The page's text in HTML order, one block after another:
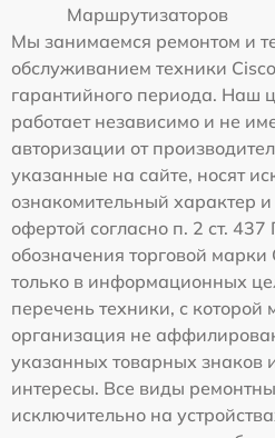
Маршрутизаторов
Мы занимаемся ремонтом и
обслуживанием техники
гарантийного периода. Наш
работает независимо и не
авторизации от
указанные на сайте, носят
ознакомительный характер
офертой согласно п. 2 ст.
обозначения торговой
только в информационных
перечень техники, с
организация не
указанных товарных знаков
интересы. Все виды
исключительно на